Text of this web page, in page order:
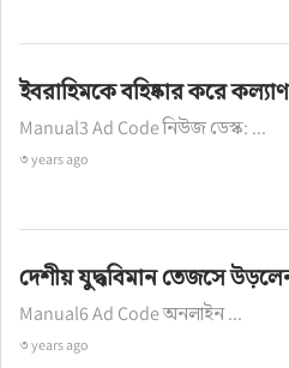
ইবরাহিমকে বহিষ্কার করে
Manual3 Ad Code নিউজ ডেস্ক: ...
৩ years ago
দেশীয় যুদ্ধবিমান তেজসে উড়লেন
Manual6 Ad Code অনলাইন ...
৩ years ago